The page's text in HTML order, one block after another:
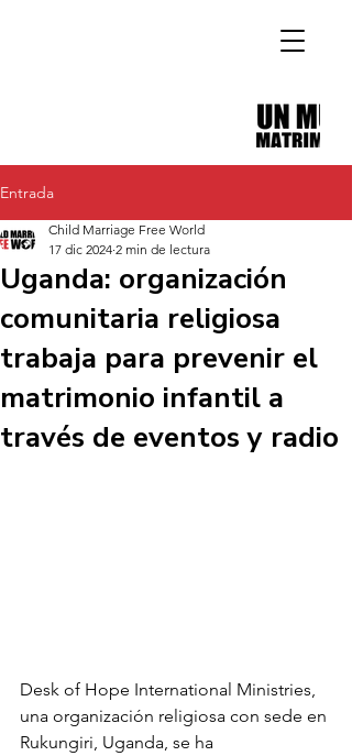
Entrada
Uganda: organización
comunitaria religiosa
trabaja para prevenir el
matrimonio infantil a
través de eventos y radio
Child Marriage Free World
17 dic 2024 2 min de lectura
Desk of Hope International Ministries,
una organización religiosa con sede en
Rukungiri, Uganda, se ha